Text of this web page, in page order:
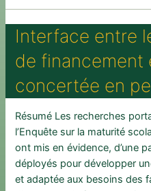
premières
de
vie
de
l’enfant
collective
à
la
volatilité
institutionnelle
:
des
chocs
exogènes
Interface entre
de financement
concertée en
Résumé Les recherches
l’Enquête sur la maturité
ont mis en évidence, d’une
déployés pour développer
et adaptée aux besoins des